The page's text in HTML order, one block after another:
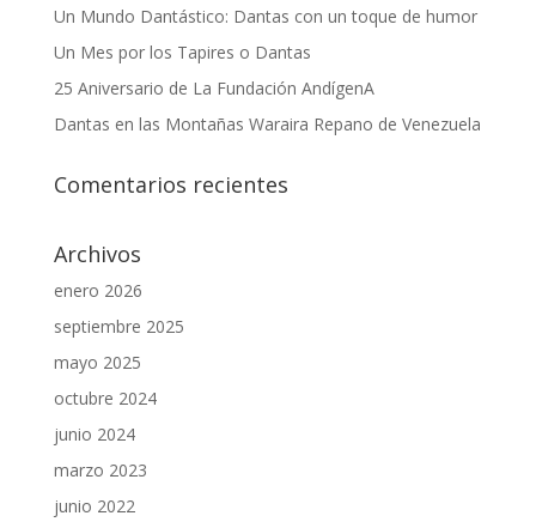
Un Mundo Dantástico: Dantas con un toque de humor
Un Mes por los Tapires o Dantas
25 Aniversario de La Fundación AndígenA
Dantas en las Montañas Waraira Repano de Venezuela
Comentarios recientes
Archivos
enero 2026
septiembre 2025
mayo 2025
octubre 2024
junio 2024
marzo 2023
junio 2022